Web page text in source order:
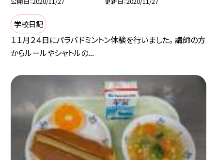
学校日記
１１月２４日にパラバドミントン体験を行いました。 講師の方
からルールやシャトルの...